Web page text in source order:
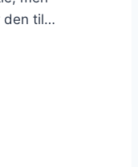
den til…